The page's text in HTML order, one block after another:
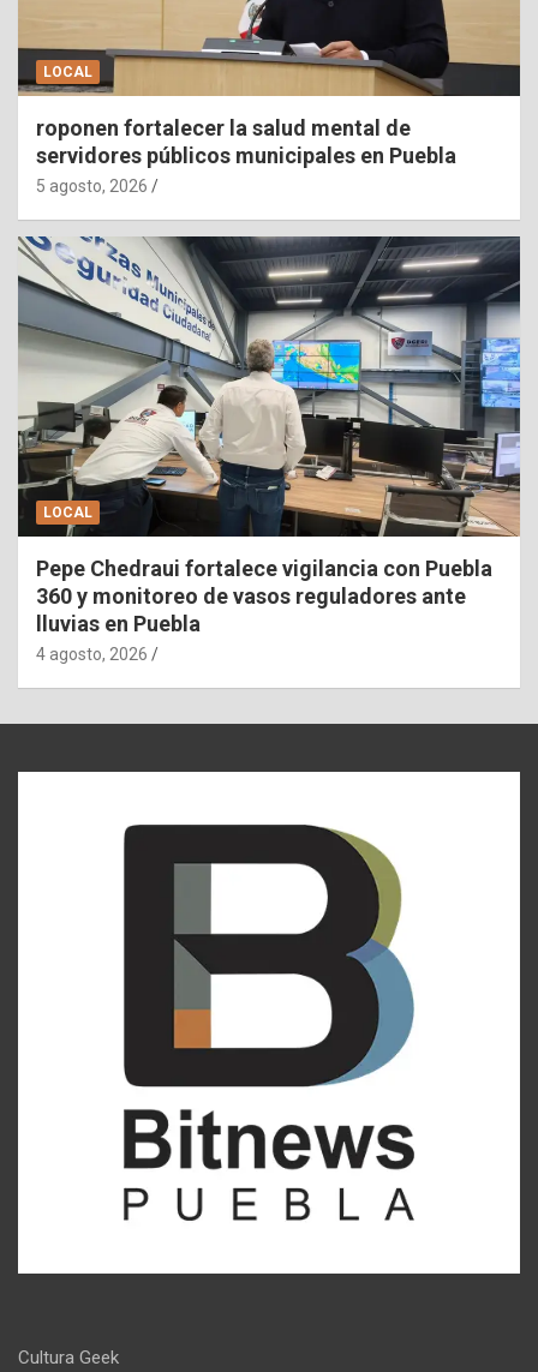
LOCAL
roponen fortalecer la salud mental de
servidores públicos municipales en Puebla
5 agosto, 2026
LOCAL
Pepe Chedraui fortalece vigilancia con Puebla
360 y monitoreo de vasos reguladores ante
lluvias en Puebla
4 agosto, 2026
Cultura Geek